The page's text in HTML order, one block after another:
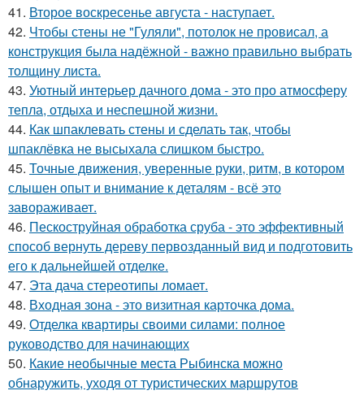
41. Второе воскресенье августа - наступает.
42. Чтобы стены не "Гуляли", потолок не провисал, а
конструкция была надёжной - важно правильно выбрать
толщину листа.
43. Уютный интерьер дачного дома - это про атмосферу
тепла, отдыха и неспешной жизни.
44. Как шпаклевать стены и сделать так, чтобы
шпаклёвка не высыхала слишком быстро.
45. Точные движения, уверенные руки, ритм, в котором
слышен опыт и внимание к деталям - всё это
завораживает.
46. Пескоструйная обработка сруба - это эффективный
способ вернуть дереву первозданный вид и подготовить
его к дальнейшей отделке.
47. Эта дача стереотипы ломает.
48. Входная зона - это визитная карточка дома.
49. Отделка квартиры своими силами: полное
руководство для начинающих
50. Какие необычные места Рыбинска можно
обнаружить, уходя от туристических маршрутов